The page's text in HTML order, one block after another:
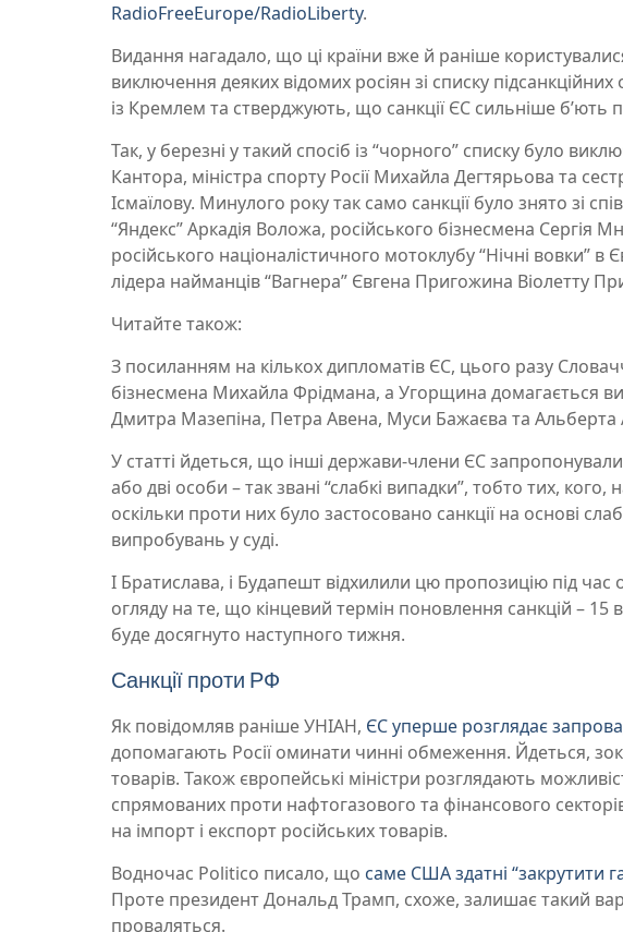
RadioFreeEurope/RadioLiberty.
Видання нагадало, що ці країни вже й раніше
виключення деяких відомих росіян зі списку
із Кремлем та стверджують, що санкції ЄС сильніше б’ють
Так, у березні у такий спосіб із “чорного” списку було
Кантора, міністра спорту Росії Михайла Дегтярьова та
Ісмаїлову. Минулого року так само санкції було знято зі
“Яндекс” Аркадія Воложа, російського бізнесмена
російського націоналістичного мотоклубу “Нічні вовки”
лідера найманців “Вагнера” Євгена Пригожина Віолетту
Читайте також:
З посиланням на кількох дипломатів ЄС, цього разу
бізнесмена Михайла Фрідмана, а Угорщина домагається
Дмитра Мазепіна, Петра Авена, Муси Бажаєва та Альберта
У статті йдеться, що інші держави-члени ЄС
або дві особи – так звані “слабкі випадки”, тобто тих,
оскільки проти них було застосовано санкції на основі
випробувань у суді.
І Братислава, і Будапешт відхилили цю пропозицію під
огляду на те, що кінцевий термін поновлення санкцій –
буде досягнуто наступного тижня.
Санкції проти РФ
Як повідомляв раніше УНІАН, ЄС уперше розглядає
допомагають Росії оминати чинні обмеження. Йдеться,
товарів. Також європейські міністри розглядають
спрямованих проти нафтогазового та фінансового
на імпорт і експорт російських товарів.
Водночас Politico писало, що саме США здатні “закрутити
Проте президент Дональд Трамп, схоже, залишає такий
проваляться.